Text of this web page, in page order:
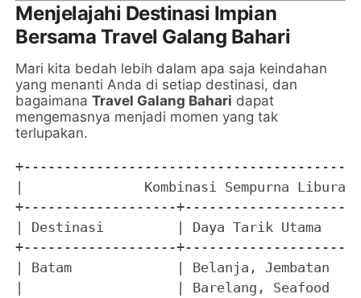
Menjelajahi Destinasi Impian
Bersama Travel Galang Bahari
Mari kita bedah lebih dalam apa saja keindahan
yang menanti Anda di setiap destinasi, dan
bagaimanaTravel Galang Bahari dapat
mengemasnya menjadi momen yang tak
terlupakan.
|               Kombinasi Sempurna
+-------------------+--------------------
| Destinasi         | Daya Tarik Utama
+-------------------+--------------------
| Batam             | Belanja, Jembatan
|                   | Barelang, Seafood  |